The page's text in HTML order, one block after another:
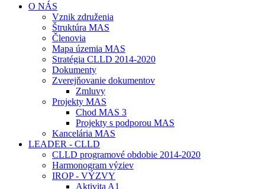
O NÁS
Vznik združenia
Štruktúra MAS
Členovia
Mapa územia MAS
Stratégia CLLD 2014-2020
Dokumenty
Zverejňovanie dokumentov
Zmluvy
Projekty MAS
Chod MAS 3
Projekty s podporou MAS
Kancelária MAS
LEADER - CLLD
CLLD programové obdobie 2014-2020
Harmonogram výziev
IROP - VÝZVY
Aktivita A1